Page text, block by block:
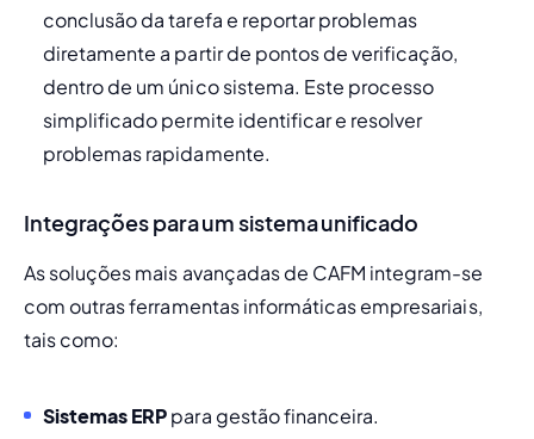
conclusão da tarefa e reportar problemas
diretamente a partir de pontos de verificação,
dentro de um único sistema. Este processo
simplificado permite identificar e resolver
problemas rapidamente.
Integrações para um sistema unificado
As soluções mais avançadas de CAFM integram-se
com outras ferramentas informáticas empresariais,
tais como:
Sistemas ERP para gestão financeira.